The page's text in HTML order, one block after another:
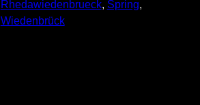
Rhedawiedenbrueck, Spring
Wiedenbrück